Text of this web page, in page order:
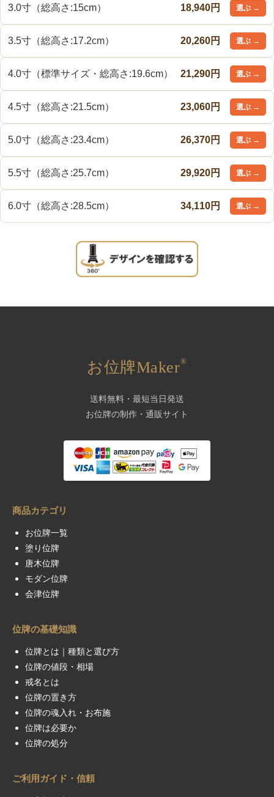
3.0寸（総高さ:15cm） 18,940円
3.5寸（総高さ:17.2cm） 20,260円
4.0寸（標準サイズ・総高さ:19.6cm） 21,290円
4.5寸（総高さ:21.5cm） 23,060円
5.0寸（総高さ:23.4cm） 26,370円
5.5寸（総高さ:25.7cm） 29,920円
6.0寸（総高さ:28.5cm） 34,110円
お位牌Maker®
送料無料・最短当日発送
お位牌の制作・通販サイト
商品カテゴリ
お位牌一覧
塗り位牌
唐木位牌
モダン位牌
会津位牌
位牌の基礎知識
位牌とは｜種類と選び方
位牌の値段・相場
戒名とは
位牌の置き方
位牌の魂入れ・お布施
位牌は必要か
位牌の処分
ご利用ガイド・信頼